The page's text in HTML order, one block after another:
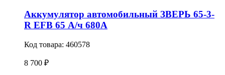
Аккумулятор автомобильный ЗВЕРЬ 65-3-
R EFB 65 А/ч 680А
Код товара: 460578
8 700 ₽